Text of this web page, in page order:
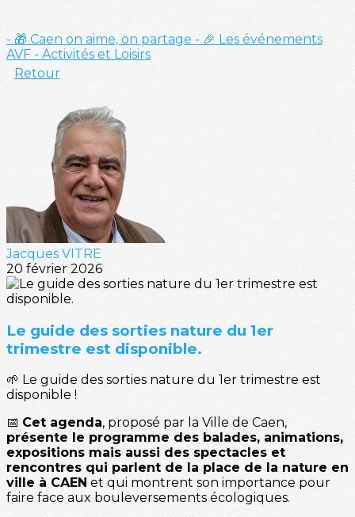
- 🎁 Caen on aime, on partage - 🎉 Les événements
AVF - Activités et Loisirs
Retour
Jacques VITRE
20 février 2026
Le guide des sorties nature du 1er
trimestre est disponible.
🌱 Le guide des sorties nature du 1er trimestre est
disponible !
📅 Cet agenda, proposé par la Ville de Caen,
présente le programme des balades, animations,
expositions mais aussi des spectacles et
rencontres qui parlent de la place de la nature en
ville à CAEN et qui montrent son importance pour
faire face aux bouleversements écologiques.